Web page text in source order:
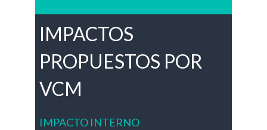
IMPACTOS
PROPUESTOS POR
VCM
IMPACTO INTERNO